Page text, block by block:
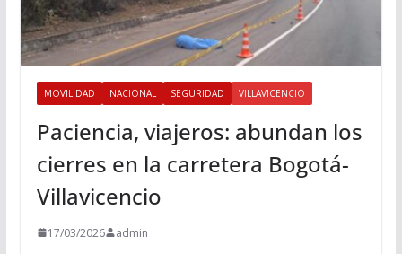
MOVILIDAD NACIONAL SEGURIDAD VILLAVICENCIO
Paciencia, viajeros: abundan los
cierres en la carretera Bogotá-
Villavicencio
17/03/2026 admin